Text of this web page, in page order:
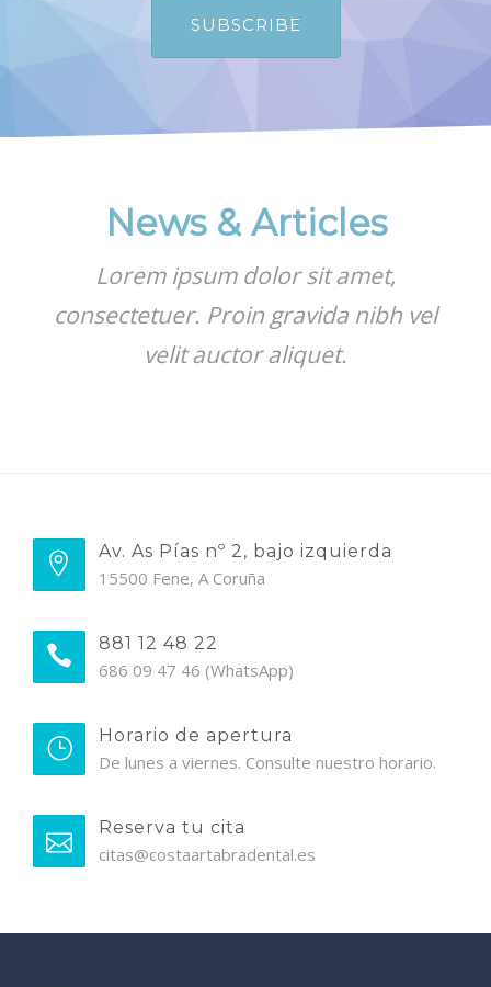
News & Articles
Lorem ipsum dolor sit amet,
consectetuer. Proin gravida nibh vel
velit auctor aliquet.
Av. As Pías nº 2, bajo izquierda
15500 Fene, A Coruña
881 12 48 22
686 09 47 46 (WhatsApp)
Horario de apertura
De lunes a viernes. Consulte nuestro horario.
Reserva tu cita
citas@costaartabradental.es